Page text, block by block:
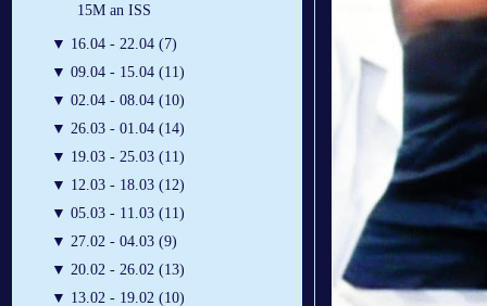
15M an ISS
▼ 16.04 - 22.04 (7)
▼ 09.04 - 15.04 (11)
▼ 02.04 - 08.04 (10)
▼ 26.03 - 01.04 (14)
▼ 19.03 - 25.03 (11)
▼ 12.03 - 18.03 (12)
▼ 05.03 - 11.03 (11)
▼ 27.02 - 04.03 (9)
▼ 20.02 - 26.02 (13)
▼ 13.02 - 19.02 (10)